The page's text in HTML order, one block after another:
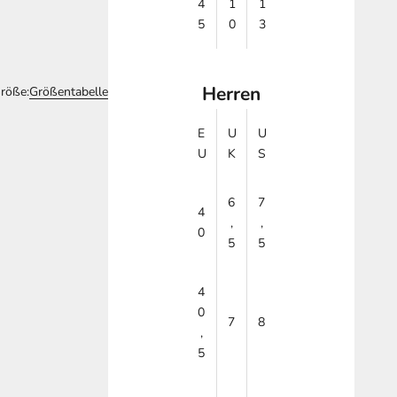
Größentabelle
4
5
1
0
1
3
Herren
E
U
U
K
U
S
4
0
6
,
5
7
,
5
4
0
,
5
7 8